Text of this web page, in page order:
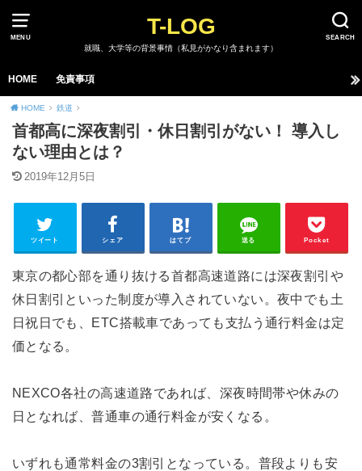
MENU SEARCH
T-LOG
就職、大学等の背景事情（私見がかなり含まれます）
HOME 免責事項
HOME 鉄道
首都高に深夜割引・休日割引がない！ 導入し
ない理由とは？
2019年12月5日
ツイート シェア はてブ 送る Pocket
東京の都心部を通り抜ける首都高速道路には深夜割引や
休日割引といった制度が導入されていない。夜中でも土
日祝日でも、ETC搭載車であっても支払う通行料金は定
価となる。
NEXCO各社の高速道路であれば、深夜時間帯や休みの
日となれば、普通車の通行料金が安くなる。
いずれも通常料金の3割引となっている。普段よりも安